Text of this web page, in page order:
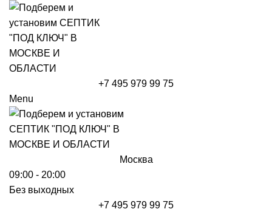
+7 495 979 99 75
Menu
Москва
09:00 - 20:00
Без выходных
+7 495 979 99 75